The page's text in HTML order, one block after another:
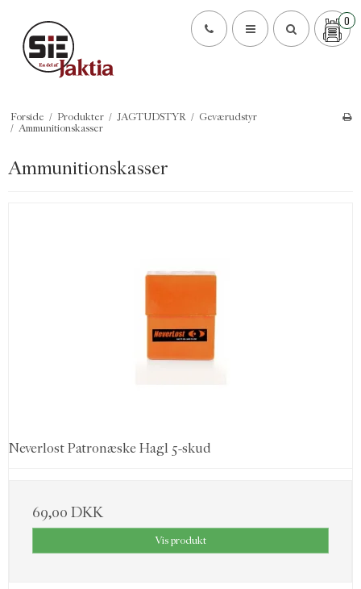
0
Forside / Produkter / JAGTUDSTYR / Geværudstyr
/ Ammunitionskasser
Ammunitionskasser
Neverlost Patronæske Hagl 5-skud
69,00 DKK
Vis produkt